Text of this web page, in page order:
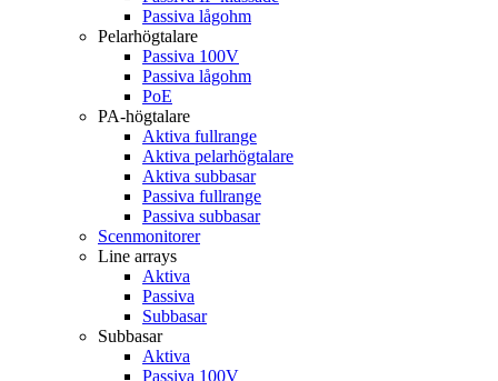
Passiva lågohm
Pelarhögtalare
Passiva 100V
Passiva lågohm
PoE
PA-högtalare
Aktiva fullrange
Aktiva pelarhögtalare
Aktiva subbasar
Passiva fullrange
Passiva subbasar
Scenmonitorer
Line arrays
Aktiva
Passiva
Subbasar
Subbasar
Aktiva
Passiva 100V